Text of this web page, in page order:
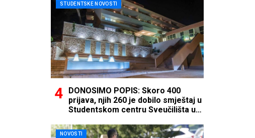
STUDENTSKE NOVOSTI
DONOSIMO POPIS: Skoro 400
prijava, njih 260 je dobilo smještaj u
Studentskom centru Sveučilišta u
NOVOSTI